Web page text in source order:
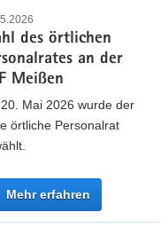
des örtlichen
an der
Meißen
Mai 2026 wurde der
örtliche Personalrat
Mehr erfahren